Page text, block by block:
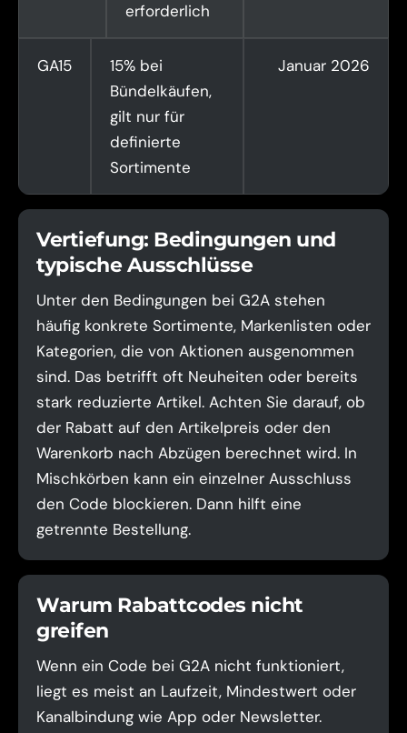
erforderlich
GA15
15% bei
Bündelkäufen,
gilt nur für
definierte
Sortimente
Januar 2026
Vertiefung: Bedingungen und
typische Ausschlüsse
Unter den Bedingungen bei G2A stehen
häufig konkrete Sortimente, Markenlisten oder
Kategorien, die von Aktionen ausgenommen
sind. Das betrifft oft Neuheiten oder bereits
stark reduzierte Artikel. Achten Sie darauf, ob
der Rabatt auf den Artikelpreis oder den
Warenkorb nach Abzügen berechnet wird. In
Mischkörben kann ein einzelner Ausschluss
den Code blockieren. Dann hilft eine
getrennte Bestellung.
Warum Rabattcodes nicht
greifen
Wenn ein Code bei G2A nicht funktioniert,
liegt es meist an Laufzeit, Mindestwert oder
Kanalbindung wie App oder Newsletter.